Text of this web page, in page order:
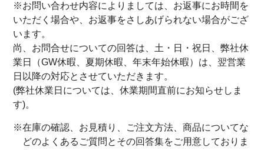
※お問い合わせ内容によりましては、お返事にお時間を
いただく場合や、お返事をさしあげられない場合がござ
います。
尚、お問合せについての回答は、土・日・祝日、弊社休
業日（GW休暇、夏期休暇、年末年始休暇）は、翌営業
日以降の対応とさせていただきます。
(弊社休業日については、休業期間直前にお知らせしま
す)。
※在庫の確認、お見積り、ご注文方法、商品についてな
どのよくあるご質問とその回答集をご用意しておりま